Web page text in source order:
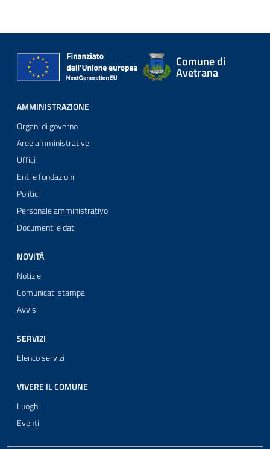
Comune di
Avetrana
AMMINISTRAZIONE
Organi di governo
Aree amministrative
Uffici
Enti e fondazioni
Politici
Personale amministrativo
Documenti e dati
NOVITÀ
Notizie
Comunicati stampa
Avvisi
SERVIZI
Elenco servizi
VIVERE IL COMUNE
Luoghi
Eventi